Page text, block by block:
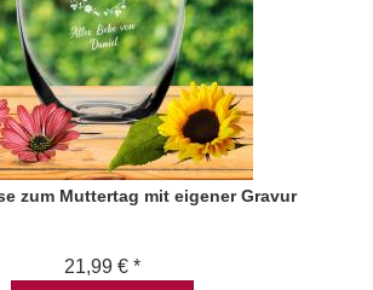
zum Muttertag mit eigener Gravur
21,99 € *